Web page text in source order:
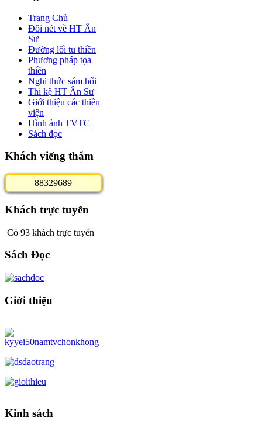
Trang Chủ
Đôi nét về HT Ân
Sư
Đường lối tu thiền
Phương pháp tọa
thiền
Nghi thức sám hối
Thi kệ HT Ân Sư
Giới thiệu các thiền
viện
Hình ảnh TVTC
Sách đọc
Khách viếng thăm
88329689
Khách trực tuyến
Có 93 khách trực tuyến
Sách Đọc
Giới thiệu
Kinh sách